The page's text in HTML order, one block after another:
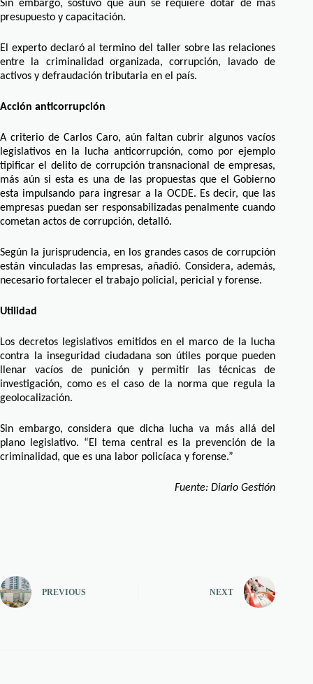
Sin embargo, sostuvo que aún se requiere dotar de más
presupuesto y capacitación.
El experto declaró al termino del taller sobre las relaciones
entre la criminalidad organizada, corrupción, lavado de
activos y defraudación tributaria en el país.
Acción anticorrupción
A criterio de Carlos Caro, aún faltan cubrir algunos vacíos
legislativos en la lucha anticorrupción, como por ejemplo
tipificar el delito de corrupción transnacional de empresas,
más aún si esta es una de las propuestas que el Gobierno
esta impulsando para ingresar a la OCDE. Es decir, que las
empresas puedan ser responsabilizadas penalmente cuando
cometan actos de corrupción, detalló.
Según la jurisprudencia, en los grandes casos de corrupción
están vinculadas las empresas, añadió. Considera, además,
necesario fortalecer el trabajo policial, pericial y forense.
Utilidad
Los decretos legislativos emitidos en el marco de la lucha
contra la inseguridad ciudadana son útiles porque pueden
llenar vacíos de punición y permitir las técnicas de
investigación, como es el caso de la norma que regula la
geolocalización.
Sin embargo, considera que dicha lucha va más allá del
plano legislativo. “El tema central es la prevención de la
criminalidad, que es una labor policíaca y forense.”
Fuente: Diario Gestión
PREVIOUS NEXT